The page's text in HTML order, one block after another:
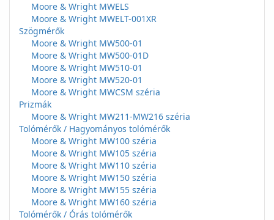
Moore & Wright MWELS
Moore & Wright MWELT-001XR
Szögmérők
Moore & Wright MW500-01
Moore & Wright MW500-01D
Moore & Wright MW510-01
Moore & Wright MW520-01
Moore & Wright MWCSM széria
Prizmák
Moore & Wright MW211-MW216 széria
Tolómérők / Hagyományos tolómérők
Moore & Wright MW100 széria
Moore & Wright MW105 széria
Moore & Wright MW110 széria
Moore & Wright MW150 széria
Moore & Wright MW155 széria
Moore & Wright MW160 széria
Tolómérők / Órás tolómérők